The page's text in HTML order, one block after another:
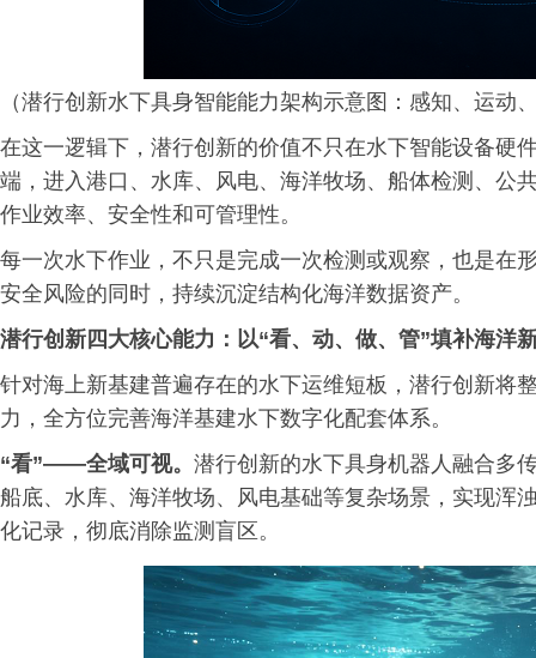
（潜行创新水下具身智能能力架构示意图：感知、运动
在这一逻辑下，潜行创新的价值不只在水下智能设备硬
端，进入港口、水库、风电、海洋牧场、船体检测、公
作业效率、安全性和可管理性。
每一次水下作业，不只是完成一次检测或观察，也是在
安全风险的同时，持续沉淀结构化海洋数据资产。
潜行创新四大核心能力：以“看、动、做、管”填补海洋
针对海上新基建普遍存在的水下运维短板，潜行创新将
力，全方位完善海洋基建水下数字化配套体系。
“看”——全域可视。 潜行创新的水下具身机器人融合多
船底、水库、海洋牧场、风电基础等复杂场景，实现浑
化记录，彻底消除监测盲区。